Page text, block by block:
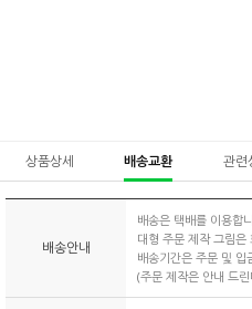
상품상세 배송교환 관련
배송안내
배송은 택배를 이용합
대형 주문 제작 그림은
배송기간은 주문 및
(주문 제작은 안내 드